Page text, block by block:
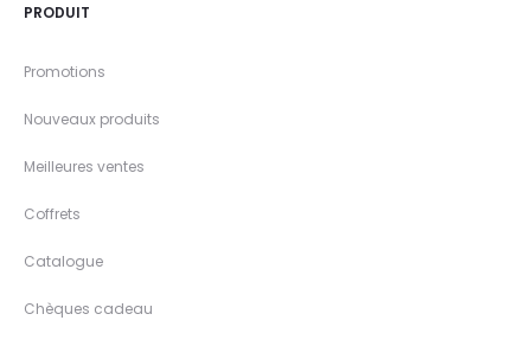
PRODUIT
Promotions
Nouveaux produits
Meilleures ventes
Coffrets
Catalogue
Chèques cadeau